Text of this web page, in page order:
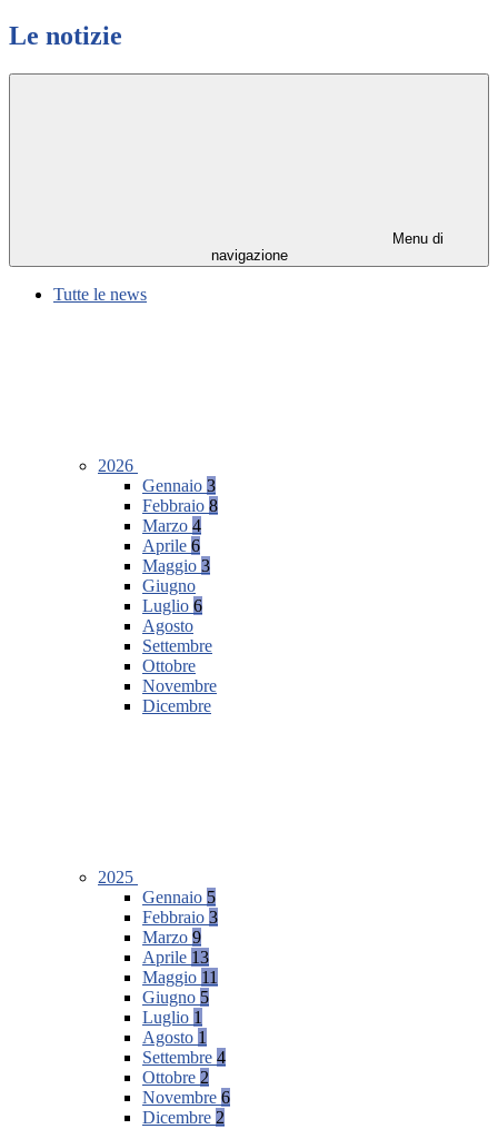
Le notizie
Menu di
navigazione
Tutte le news
2026
Gennaio 3
Febbraio 8
Marzo 4
Aprile 6
Maggio 3
Giugno
Luglio 6
Agosto
Settembre
Ottobre
Novembre
Dicembre
2025
Gennaio 5
Febbraio 3
Marzo 9
Aprile 13
Maggio 11
Giugno 5
Luglio 1
Agosto 1
Settembre 4
Ottobre 2
Novembre 6
Dicembre 2